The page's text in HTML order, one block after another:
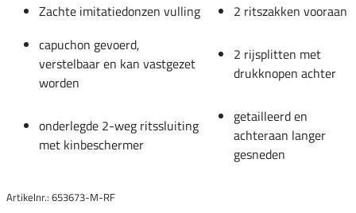
Zachte imitatiedonzen vulling
2 ritszakken vooraan
capuchon gevoerd,
verstelbaar en kan vastgezet
worden
2 rijsplitten met
drukknopen achter
onderlegde 2-weg ritssluiting
met kinbeschermer
getailleerd en
achteraan langer
gesneden
Artikelnr.: 653673-M-RF